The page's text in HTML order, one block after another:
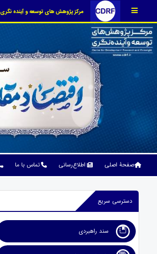
مرکز پژوهش های توسعه و آینده نگری
صفحۀ اصلی اطلاع‌رسانی تماس با ما
دسترسی سریع
سند راهبردی